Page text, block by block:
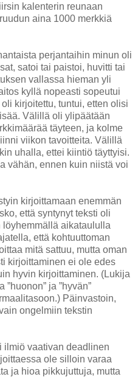
kalenterin reunaan
aina 1000 merkkiä
perjantaihin minun oli
satoi tai paistoi, huvitti tai
vallassa hieman yli
kyllä nopeasti sopeutui
kirjoitettu, tuntui, etten olisi
Välillä oli ylipäätään
täyteen, ja kolme
viikon tavoitteita. Välillä
uhalla, ettei kiintiö täyttyisi.
vähän, ennen kuin niistä voi
kirjoittamaan enemmän
että syntynyt teksti oli
löyhemmällä aikataululla
että kohtuuttoman
mitä sattuu, mutta oman
kirjoittaminen ei ole edes
hyvin kirjoittaminen. (Lukija
ja ”hyvän”
Päinvastoin,
ongelmiin tekstin
ilmiö vaativan deadlinen
ole silloin varaa
ja hioa pikkujuttuja, mutta